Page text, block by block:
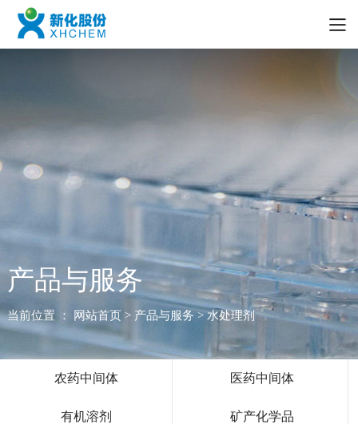
产品与服务
当前位置 ： 网站首页> 产品与服务 > 水处理剂
农药中间体 医药中间体
有机溶剂 矿产化学品